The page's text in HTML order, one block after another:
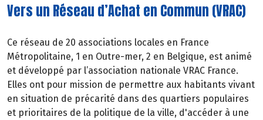
Vers un Réseau d’Achat en Commun (VRAC)
Ce réseau de 20 associations locales en France
Métropolitaine, 1 en Outre-mer, 2 en Belgique, est animé
et développé par l’association nationale VRAC France.
Elles ont pour mission de permettre aux habitants vivant
en situation de précarité dans des quartiers populaires
et prioritaires de la politique de la ville, d'accéder à une